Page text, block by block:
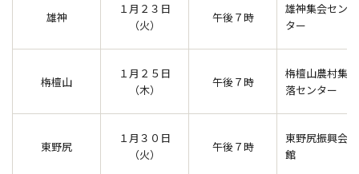
雄神
１月２３日
（火）
午後７時
雄神集会セン
ター
栴檀山
１月２５日
（木）
午後７時
栴檀山農村集
落センター
東野尻
１月３０日
（火）
午後７時
東野尻振興会
館